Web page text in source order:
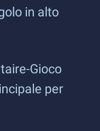
in alto
Gioco
per